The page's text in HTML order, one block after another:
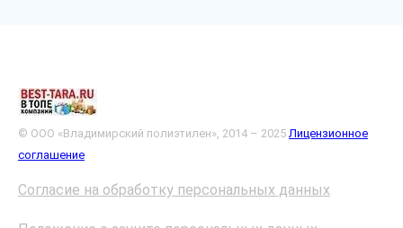
© ООО «Владимирский полиэтилен», 2014 – 2025 Лицензионное
соглашение
Согласие на обработку персональных данных